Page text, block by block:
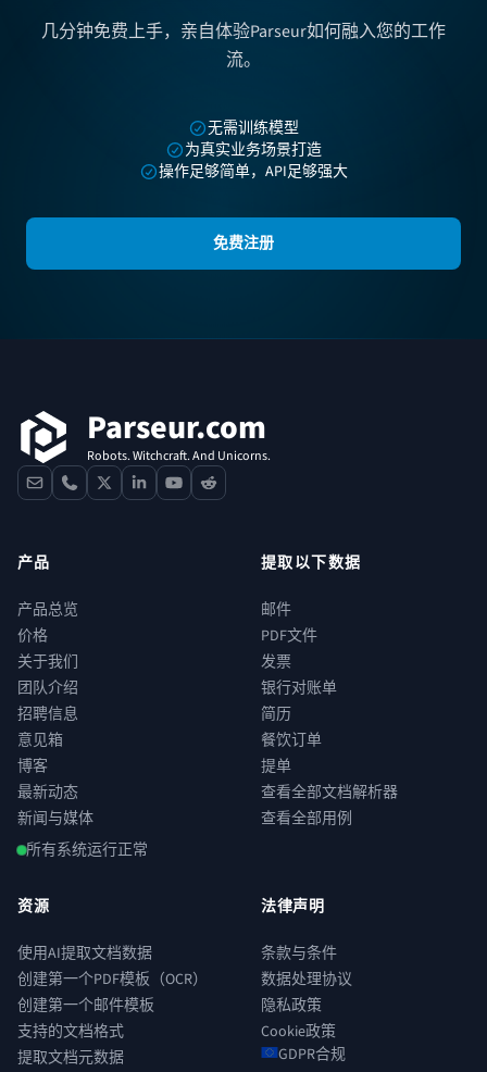
几分钟免费上手，亲自体验Parseur如何融入您的工作
流。
无需训练模型
为真实业务场景打造
操作足够简单，API足够强大
免费注册
Parseur.com
Robots. Witchcraft. And Unicorns.
contactphone
x linkedinyoutube
reddit
产品
产品总览
价格
关于我们
团队介绍
招聘信息
意见箱
博客
最新动态
新闻与媒体
所有系统运行正常
提取以下数据
邮件
PDF文件
发票
银行对账单
简历
餐饮订单
提单
查看全部文档解析器
查看全部用例
资源
使用AI提取文档数据
创建第一个PDF模板（OCR）
创建第一个邮件模板
支持的文档格式
提取文档元数据
法律声明
条款与条件
数据处理协议
隐私政策
Cookie政策
GDPR合规